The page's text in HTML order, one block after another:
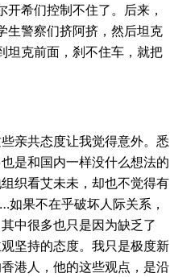
开希们控制不住了。后来，
生警察们挤阿挤，然后坦克
坦克前面，刹不住车，就把
亲共态度让我觉得意外。悉
是和国内一样没什么想法的
织看艾未未，却也不觉得有
果不在乎破坏人际关系，
中很多也只是因为缺乏了
坚持的态度。我只是极度新
港人，他的这些观点，是沿